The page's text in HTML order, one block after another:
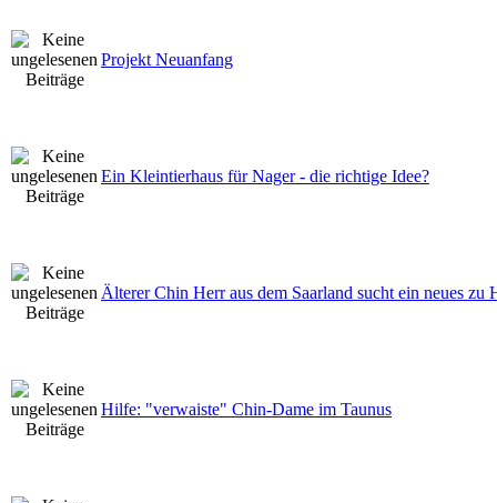
Projekt Neuanfang
Ein Kleintierhaus für Nager - die richtige Idee?
Älterer Chin Herr aus dem Saarland sucht ein neues zu
Hilfe: "verwaiste" Chin-Dame im Taunus